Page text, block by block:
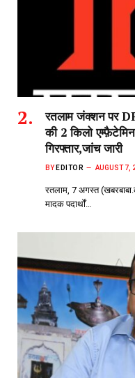
रतलाम जंक्शन पर
की 2 किलो
गिरफ्तार,जांच जारी
BY EDITOR AUGUST 7,
रतलाम, 7 अगस्त
मादक पदार्थों…